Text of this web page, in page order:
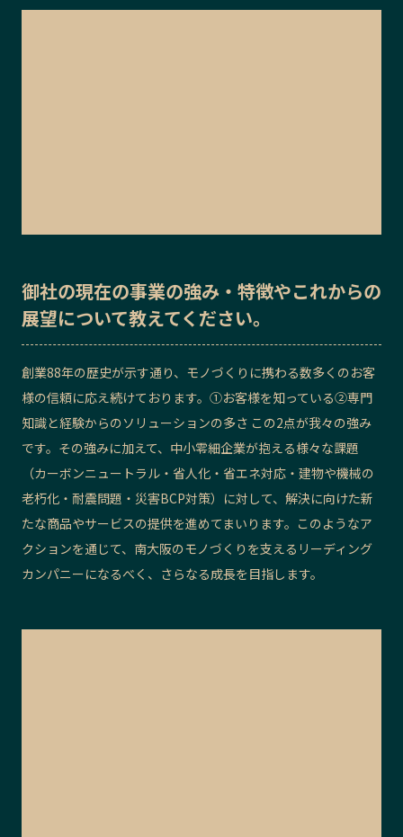
御社の現在の事業の強み・特徴やこれからの
展望について教えてください。
創業88年の歴史が示す通り、モノづくりに携わる数多くのお客
様の信頼に応え続けております。①お客様を知っている②専門
知識と経験からのソリューションの多さ この2点が我々の強み
です。その強みに加えて、中小零細企業が抱える様々な課題
（カーボンニュートラル・省人化・省エネ対応・建物や機械の
老朽化・耐震問題・災害BCP対策）に対して、解決に向けた新
たな商品やサービスの提供を進めてまいります。このようなア
クションを通じて、南大阪のモノづくりを支えるリーディング
カンパニーになるべく、さらなる成長を目指します。